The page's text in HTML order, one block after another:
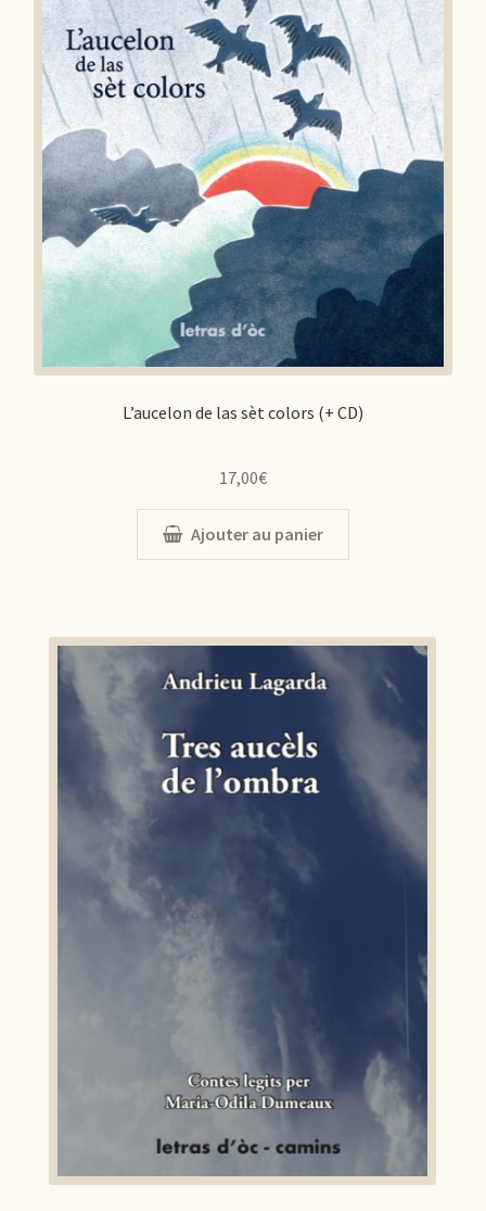
L’aucelon de las sèt colors (+ CD)
17,00€
Ajouter au panier